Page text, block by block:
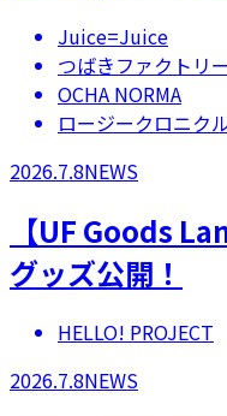
Juice=Juice
つばきファクトリー
OCHA NORMA
ロージークロニク
2026.7.8NEWS
【UF Goods
グッズ公開！
HELLO! PROJECT
2026.7.8NEWS